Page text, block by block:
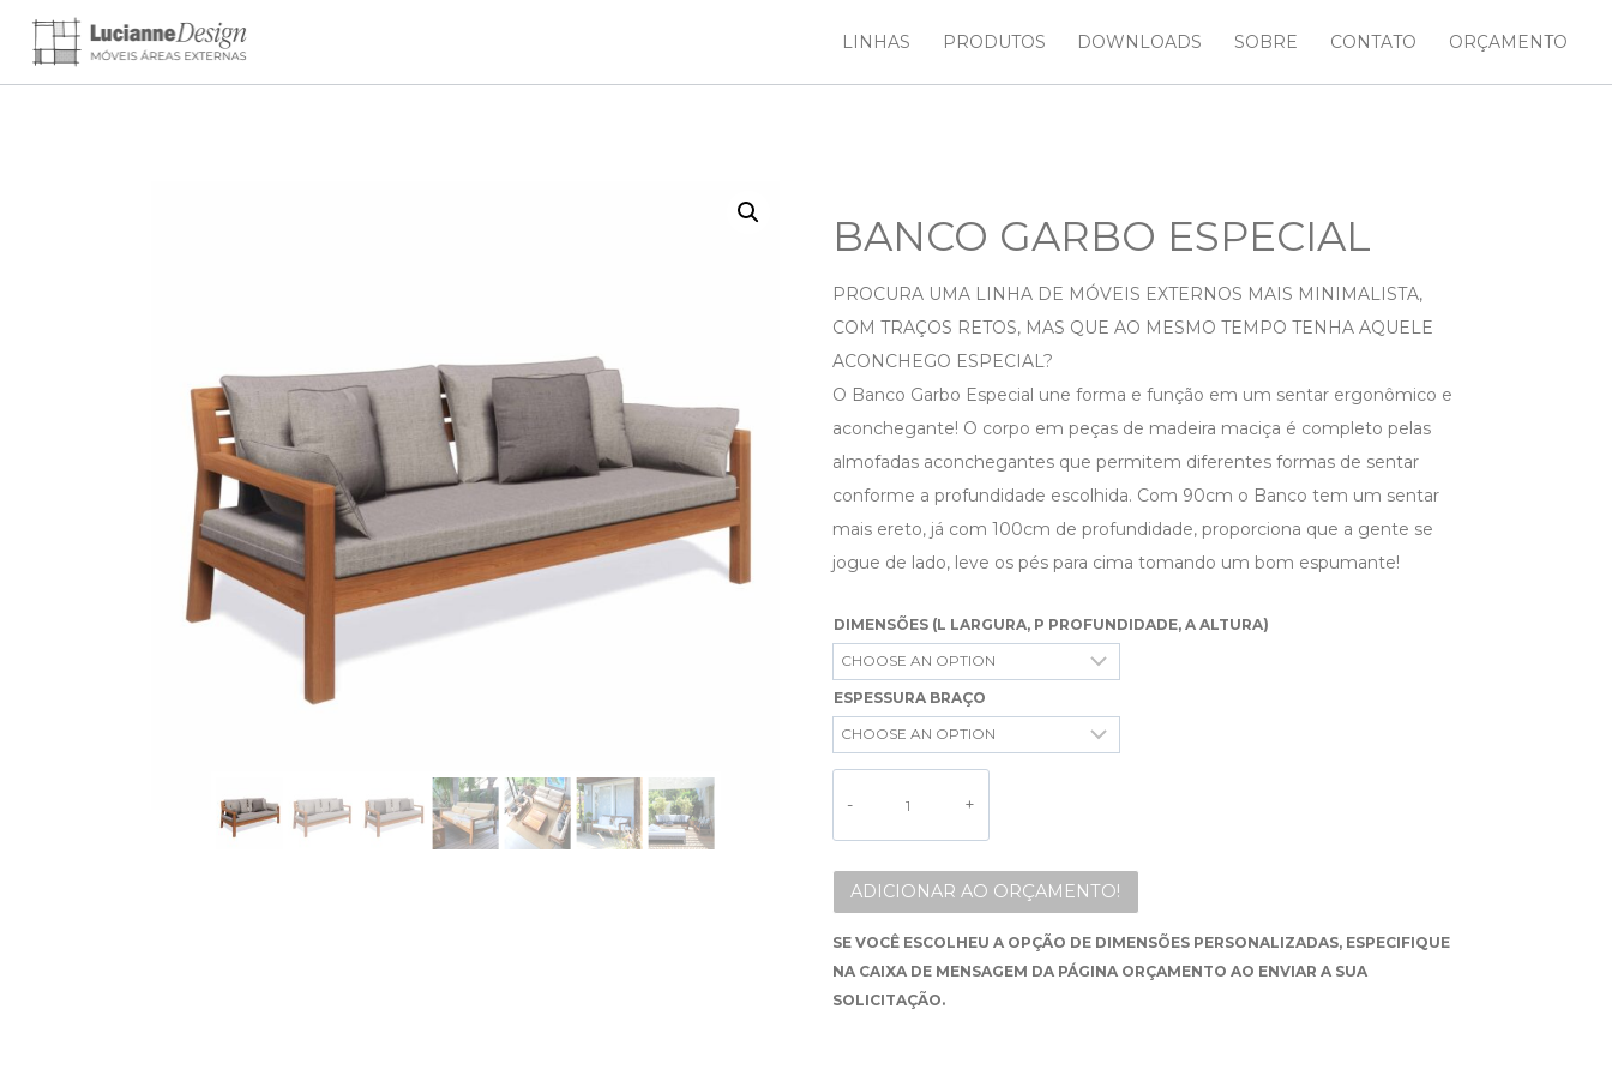
LINHAS PRODUTOS DOWNLOADS SOBRE CONTATO ORÇAMENTO
BANCO GARBO ESPECIAL
PROCURA UMA LINHA DE MÓVEIS EXTERNOS MAIS MINIMALISTA,
COM TRAÇOS RETOS, MAS QUE AO MESMO TEMPO TENHA AQUELE
ACONCHEGO ESPECIAL?
O Banco Garbo Especial une forma e função em um sentar ergonômico e
aconchegante! O corpo em peças de madeira maciça é completo pelas
almofadas aconchegantes que permitem diferentes formas de sentar
conforme a profundidade escolhida. Com 90cm o Banco tem um sentar
mais ereto, já com 100cm de profundidade, proporciona que a gente se
jogue de lado, leve os pés para cima tomando um bom espumante!
DIMENSÕES (L LARGURA, P PROFUNDIDADE, A ALTURA)
ESPESSURA BRAÇO
ADICIONAR AO ORÇAMENTO!
SE VOCÊ ESCOLHEU A OPÇÃO DE DIMENSÕES PERSONALIZADAS, ESPECIFIQUE
NA CAIXA DE MENSAGEM DA PÁGINA ORÇAMENTO AO ENVIAR A SUA
SOLICITAÇÃO.